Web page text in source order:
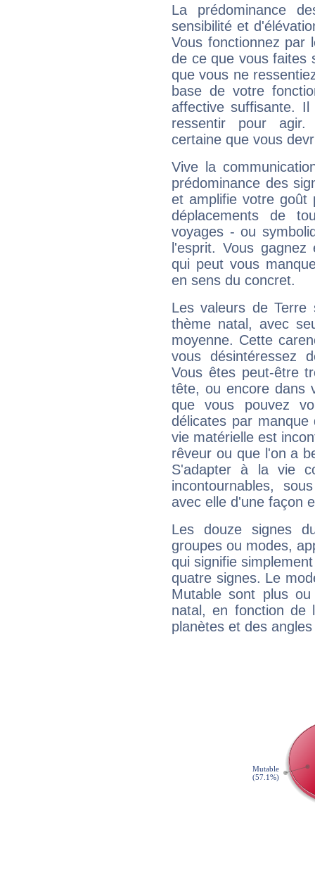
La prédominance
sensibilité et
Vous fonctionnez
de ce que vous faites
que vous ne
base de votre
affective suffisante.
ressentir pour agir.
certaine que vous
Vive la
prédominance des
et amplifie votre goût
déplacements de
voyages - ou
l'esprit. Vous
qui peut vous
en sens du concret.
Les valeurs de Terre
thème natal, avec
moyenne. Cette
vous désintéressez
Vous êtes peut-être
tête, ou encore dans
que vous pouvez
délicates par
vie matérielle est
rêveur ou que l'on a
S'adapter à la vie
incontournables,
avec elle d'une façon
Les douze signes
groupes ou modes,
qui signifie
quatre signes. Le
Mutable sont plus
natal, en fonction de
planètes et des